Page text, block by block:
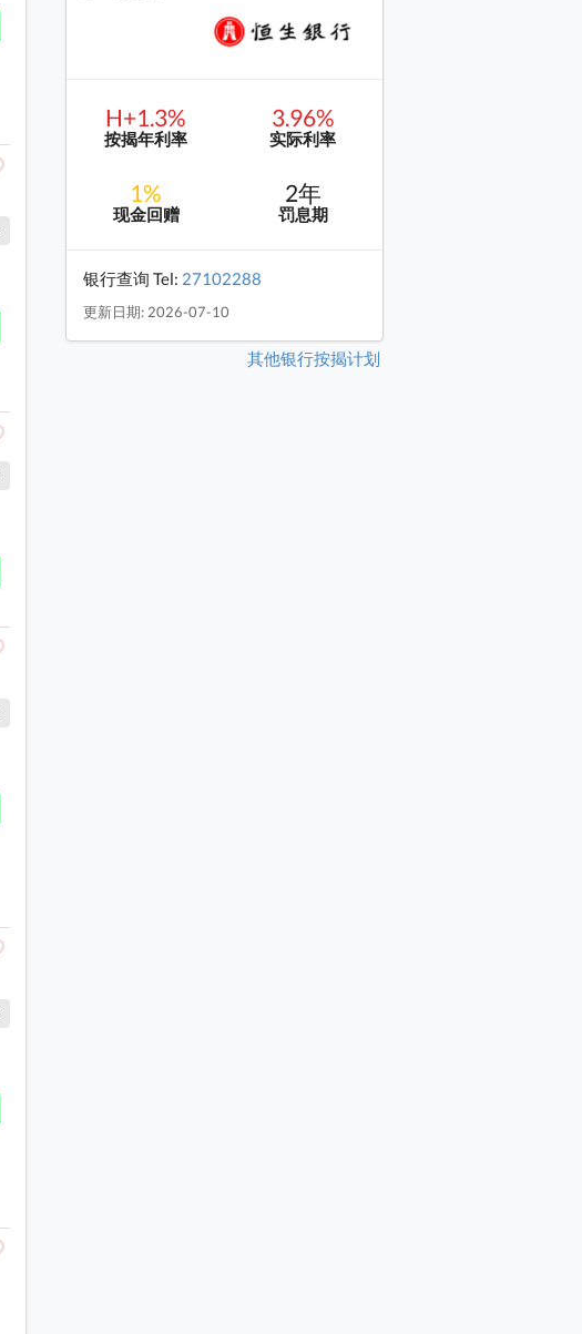
H+1.3%
按揭年利率
3.96%
实际利率
1%
现金回赠
2年
罚息期
银行查询 Tel: 27102288
更新日期: 2026-07-10
其他银行按揭计划